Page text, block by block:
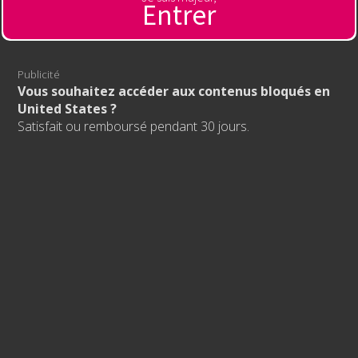
Entrer
Publicité
Vous souhaitez accéder aux contenus bloqués en
United States ?
Satisfait ou remboursé pendant 30 jours.
🇫🇷
Regardez des filles en direct, sans tabou, sans
censure, sans limite !